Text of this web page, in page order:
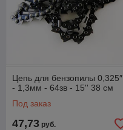
Цепь для бензопилы 0,325″
- 1,3мм - 64зв - 15'' 38 см
Под заказ
47,73 руб.